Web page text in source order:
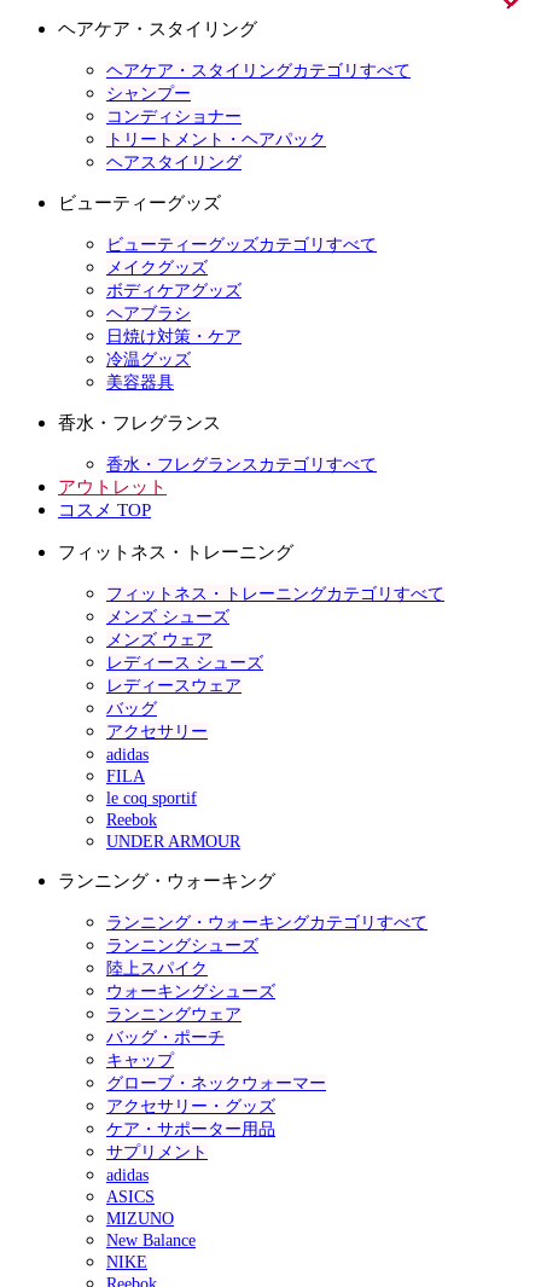
ヘアケア・スタイリング
ヘアケア・スタイリングカテゴリすべて
シャンプー
コンディショナー
トリートメント・ヘアパック
ヘアスタイリング
ビューティーグッズ
ビューティーグッズカテゴリすべて
メイクグッズ
ボディケアグッズ
ヘアブラシ
日焼け対策・ケア
冷温グッズ
美容器具
香水・フレグランス
香水・フレグランスカテゴリすべて
アウトレット
コスメ TOP
フィットネス・トレーニング
フィットネス・トレーニングカテゴリすべて
メンズ シューズ
メンズ ウェア
レディース シューズ
レディースウェア
バッグ
アクセサリー
adidas
FILA
le coq sportif
Reebok
UNDER ARMOUR
ランニング・ウォーキング
ランニング・ウォーキングカテゴリすべて
ランニングシューズ
陸上スパイク
ウォーキングシューズ
ランニングウェア
バッグ・ポーチ
キャップ
グローブ・ネックウォーマー
アクセサリー・グッズ
ケア・サポーター用品
サプリメント
adidas
ASICS
MIZUNO
New Balance
NIKE